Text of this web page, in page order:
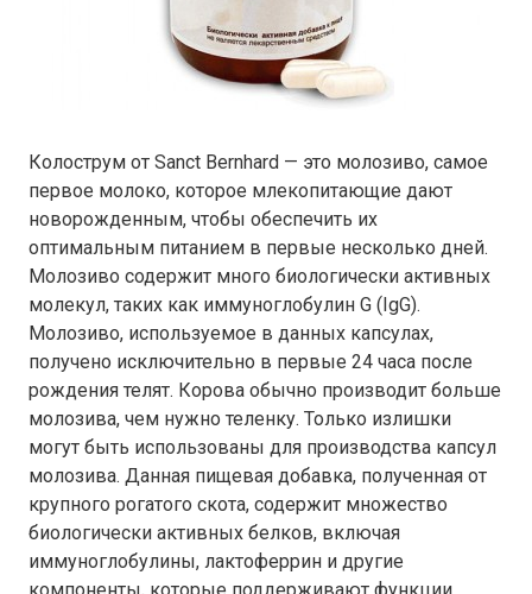
Колострум от Sanct Bernhard — это молозиво, самое
первое молоко, которое млекопитающие дают
новорожденным, чтобы обеспечить их
оптимальным питанием в первые несколько дней.
Молозиво содержит много биологически активных
молекул, таких как иммуноглобулин G (IgG).
Молозиво, используемое в данных капсулах,
получено исключительно в первые 24 часа после
рождения телят. Корова обычно производит больше
молозива, чем нужно теленку. Только излишки
могут быть использованы для производства капсул
молозива. Данная пищевая добавка, полученная от
крупного рогатого скота, содержит множество
биологически активных белков, включая
иммуноглобулины, лактоферрин и другие